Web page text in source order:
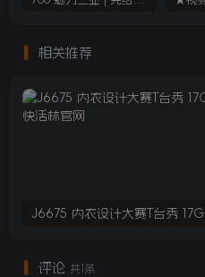
相关推荐
J6675 内衣设计大赛T台秀 17G
评论 共1条